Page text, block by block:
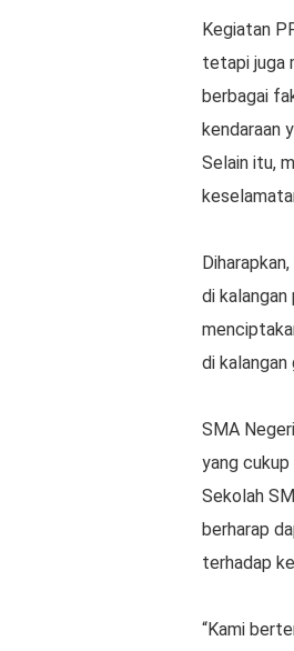
Kegiatan
tetapi juga
berbagai
kendaraan
Selain itu,
di kalangan
di kalangan
SMA
yang
Sekolah
berharap
terhadap
“Kami